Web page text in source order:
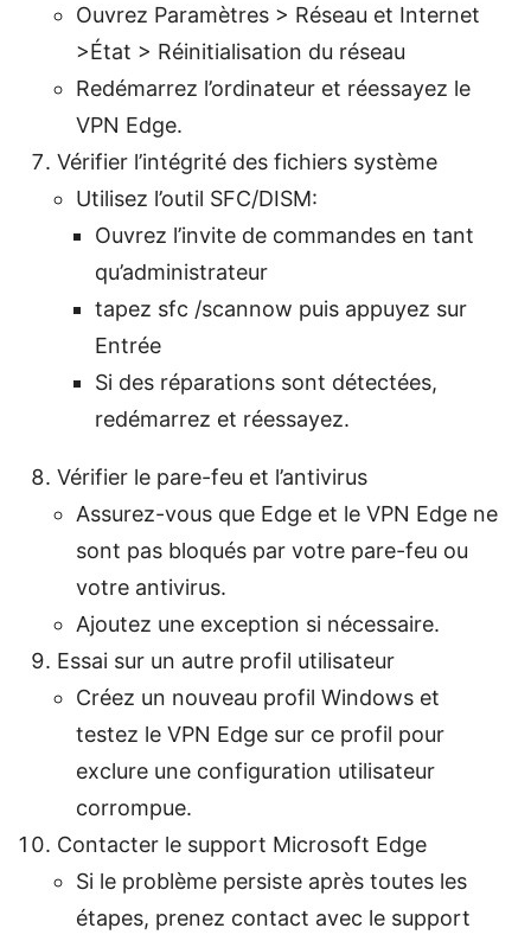
Ouvrez Paramètres > Réseau et Internet
>État > Réinitialisation du réseau
Redémarrez l’ordinateur et réessayez le
VPN Edge.
Vérifier l’intégrité des fichiers système
Utilisez l’outil SFC/DISM:
Ouvrez l’invite de commandes en tant
qu’administrateur
tapez sfc /scannow puis appuyez sur
Entrée
Si des réparations sont détectées,
redémarrez et réessayez.
Vérifier le pare-feu et l’antivirus
Assurez-vous que Edge et le VPN Edge ne
sont pas bloqués par votre pare-feu ou
votre antivirus.
Ajoutez une exception si nécessaire.
Essai sur un autre profil utilisateur
Créez un nouveau profil Windows et
testez le VPN Edge sur ce profil pour
exclure une configuration utilisateur
corrompue.
Contacter le support Microsoft Edge
Si le problème persiste après toutes les
étapes, prenez contact avec le support